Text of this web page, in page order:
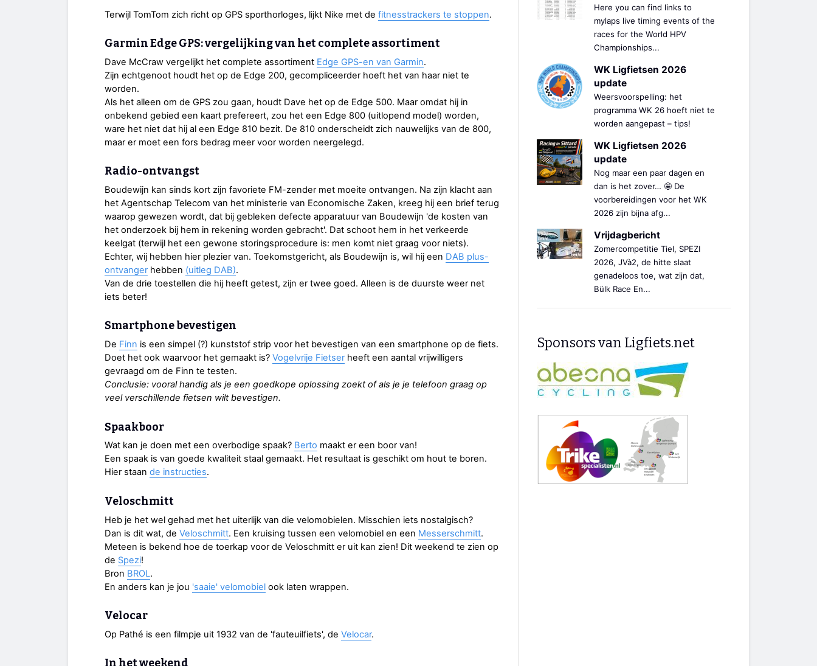
Terwijl TomTom zich richt op GPS sporthorloges, lijkt Nike met de fitnesstrackers te stoppen.
Garmin Edge GPS: vergelijking van het complete assortiment
Dave McCraw vergelijkt het complete assortiment Edge GPS-en van Garmin.
Zijn echtgenoot houdt het op de Edge 200, gecompliceerder hoeft het van haar niet te
worden.
Als het alleen om de GPS zou gaan, houdt Dave het op de Edge 500. Maar omdat hij in
onbekend gebied een kaart prefereert, zou het een Edge 800 (uitlopend model) worden,
ware het niet dat hij al een Edge 810 bezit. De 810 onderscheidt zich nauwelijks van de 800,
maar er moet een fors bedrag meer voor worden neergelegd.
Radio-ontvangst
Boudewijn kan sinds kort zijn favoriete FM-zender met moeite ontvangen. Na zijn klacht aan
het Agentschap Telecom van het ministerie van Economische Zaken, kreeg hij een brief terug
waarop gewezen wordt, dat bij gebleken defecte apparatuur van Boudewijn 'de kosten van
het onderzoek bij hem in rekening worden gebracht'. Dat schoot hem in het verkeerde
keelgat (terwijl het een gewone storingsprocedure is: men komt niet graag voor niets).
Echter, wij hebben hier plezier van. Toekomstgericht, als Boudewijn is, wil hij een DAB plus-
ontvanger hebben (uitleg DAB).
Van de drie toestellen die hij heeft getest, zijn er twee goed. Alleen is de duurste weer net
iets beter!
Smartphone bevestigen
De Finn is een simpel (?) kunststof strip voor het bevestigen van een smartphone op de fiets.
Doet het ook waarvoor het gemaakt is? Vogelvrije Fietser heeft een aantal vrijwilligers
gevraagd om de Finn te testen.
Conclusie: vooral handig als je een goedkope oplossing zoekt of als je je telefoon graag op
veel verschillende fietsen wilt bevestigen.
Spaakboor
Wat kan je doen met een overbodige spaak? Berto maakt er een boor van!
Een spaak is van goede kwaliteit staal gemaakt. Het resultaat is geschikt om hout te boren.
Hier staan de instructies.
Veloschmitt
Heb je het wel gehad met het uiterlijk van die velomobielen. Misschien iets nostalgisch?
Dan is dit wat, de Veloschmitt. Een kruising tussen een velomobiel en een Messerschmitt.
Meteen is bekend hoe de toerkap voor de Veloschmitt er uit kan zien! Dit weekend te zien op
de Spezi!
Bron BROL.
En anders kan je jou 'saaie' velomobiel ook laten wrappen.
Velocar
Op Pathé is een filmpje uit 1932 van de 'fauteuilfiets', de Velocar.
In het weekend
Here you can find links to
mylaps live timing events of the
races for the World HPV
Championships...
WK Ligfietsen 2026
update
Weersvoorspelling: het
programma WK 26 hoeft niet te
worden aangepast – tips!
WK Ligfietsen 2026
update
Nog maar een paar dagen en
dan is het zover… 🤩 De
voorbereidingen voor het WK
2026 zijn bijna afg...
Vrijdagbericht
Zomercompetitie Tiel, SPEZI
2026, JVà2, de hitte slaat
genadeloos toe, wat zijn dat,
Bülk Race En...
Sponsors van Ligfiets.net